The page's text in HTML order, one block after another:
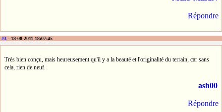
Répondre
#3 - 18-08-2011 18:07:45
Très bien conçu, mais heureusement qu'il y a la beauté et l'originalité du terrain, car sans
cela, rien de neuf.
ash00
Répondre